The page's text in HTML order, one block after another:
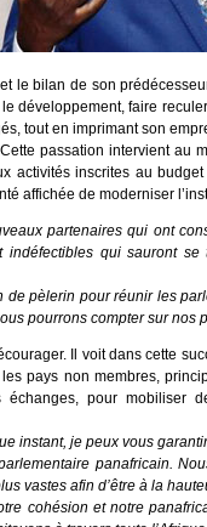
le bilan de son
développement, faire
tout en imprimant son
passation intervient au
activités inscrites au
affichée de moderniser
partenaires qui ont
indéfectibles qui sauront
pèlerin pour réunir les
pourrons compter sur
Il voit dans cette
pays non membres,
pour mobiliser
instant, je peux vous
panafricain.
vastes afin d’être à la
cohésion et notre